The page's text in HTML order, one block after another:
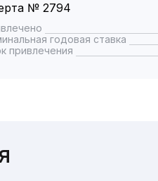
№ 2794
годовая ставка
привлечения